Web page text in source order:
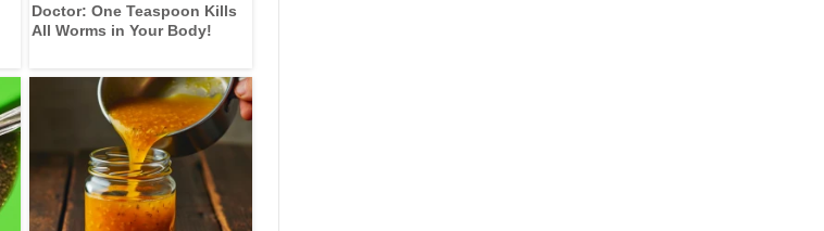
Doctor: One Teaspoon Kills
All Worms in Your Body!